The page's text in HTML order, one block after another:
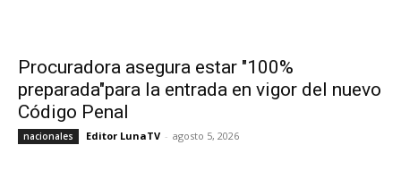
Procuradora asegura estar "100%
preparada"para la entrada en vigor del nuevo
Código Penal
nacionales Editor LunaTV - agosto 5, 2026